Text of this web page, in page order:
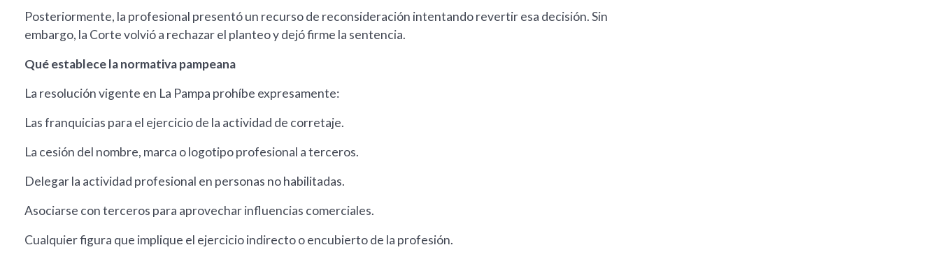
Posteriormente, la profesional presentó un recurso de reconsideración intentando revertir esa decisión. Sin
embargo, la Corte volvió a rechazar el planteo y dejó firme la sentencia.
Qué establece la normativa pampeana
La resolución vigente en La Pampa prohíbe expresamente:
Las franquicias para el ejercicio de la actividad de corretaje.
La cesión del nombre, marca o logotipo profesional a terceros.
Delegar la actividad profesional en personas no habilitadas.
Asociarse con terceros para aprovechar influencias comerciales.
Cualquier figura que implique el ejercicio indirecto o encubierto de la profesión.